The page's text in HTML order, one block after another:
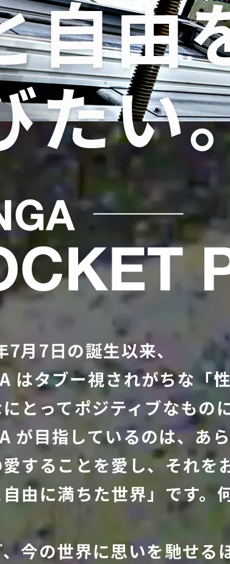
自由
たい
7⽉7⽇の誕⽣以来、
はタブー視されがちな「性
とってポジティブなもの
が⽬指しているのは、あら
することを愛し、それを
⾃由に満ちた世界」です
今の世界に思いを馳せる